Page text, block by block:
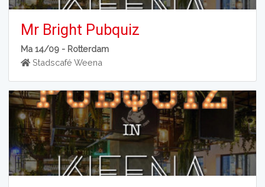
Mr Bright Pubquiz
Ma 14/09 - Rotterdam
Stadscafé Weena